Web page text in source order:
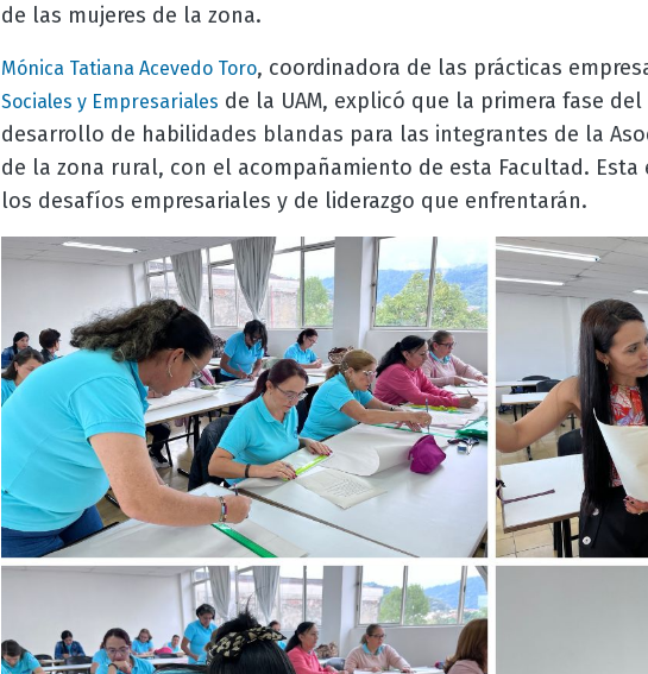
de las mujeres de la zona.
Mónica Tatiana Acevedo Toro, coordinadora de las prácticas
Sociales y Empresariales de la UAM, explicó que la primera fase
desarrollo de habilidades blandas para las integrantes de la
de la zona rural, con el acompañamiento de esta Facultad.
los desafíos empresariales y de liderazgo que enfrentarán.